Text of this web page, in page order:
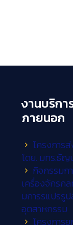
งานบริกา
ภายนอก
โครงการ
โดย. มทร.ธัญ
กิจกรรมก
เครื่องจักรกล
มการรแปรรู
อุตสาหกรรม
โครงการ